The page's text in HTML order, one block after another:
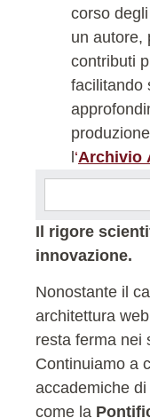
corso
un autore,
contributi
facilitando
l‘Archivio
Il rigore
innovazione.
Nonostante il
architettura
resta ferma nei
Continuiamo a
accademiche
come la